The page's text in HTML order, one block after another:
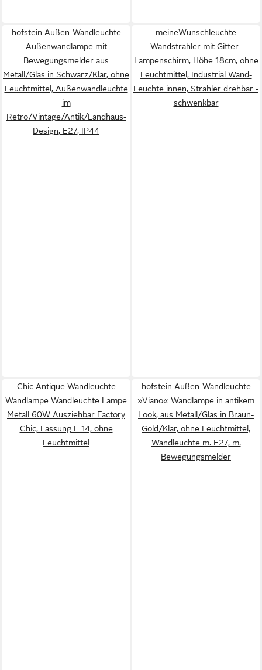
hofstein Außen-Wandleuchte
Außenwandlampe mit
Bewegungsmelder aus
Metall/Glas in Schwarz/Klar, ohne
Leuchtmittel, Außenwandleuchte
im
Retro/Vintage/Antik/Landhaus-
Design, E27, IP44
meineWunschleuchte
Wandstrahler mit Gitter-
Lampenschirm, Höhe 18cm, ohne
Leuchtmittel, Industrial Wand-
Leuchte innen, Strahler drehbar -
schwenkbar
Chic Antique Wandleuchte
Wandlampe Wandleuchte Lampe
Metall 60W Ausziehbar Factory
Chic, Fassung E 14, ohne
Leuchtmittel
hofstein Außen-Wandleuchte
»Viano« Wandlampe in antikem
Look, aus Metall/Glas in Braun-
Gold/Klar, ohne Leuchtmittel,
Wandleuchte m. E27, m.
Bewegungsmelder